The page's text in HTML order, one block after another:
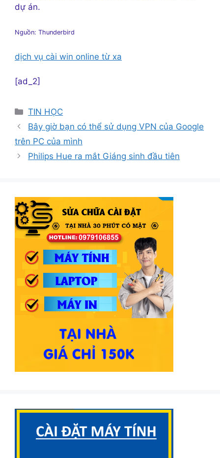
dự án.
Nguồn: Thunderbird
dịch vụ cài win online từ xa
[ad_2]
Danh
mục
TIN HỌC
Bây giờ bạn có thể sử dụng VPN của Google
trên PC của mình
Philips Hue ra mắt Giáng sinh đầu tiên